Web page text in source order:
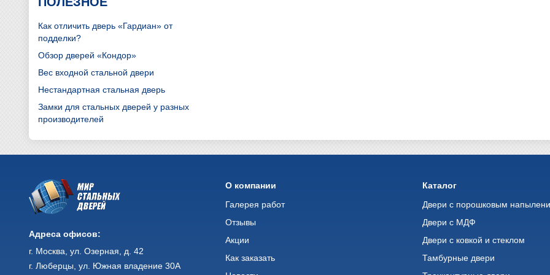
Как отличить дверь «Гардиан» от
подделки?
Обзор дверей «Кондор»
Вес входной стальной двери
Нестандартная стальная дверь
Замки для стальных дверей у разных
производителей
Адреса офисов:
г. Москва, ул. Озерная, д. 42
г. Люберцы, ул. Южная владение 30А
О компании
Галерея работ
Отзывы
Акции
Как заказать
Каталог
Двери с порошковым
Двери с МДФ
Двери с ковкой и стеклом
Тамбурные двери